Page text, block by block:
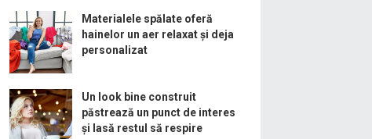
Materialele spălate oferă
hainelor un aer relaxat și deja
personalizat
Un look bine construit
păstrează un punct de interes
și lasă restul să respire